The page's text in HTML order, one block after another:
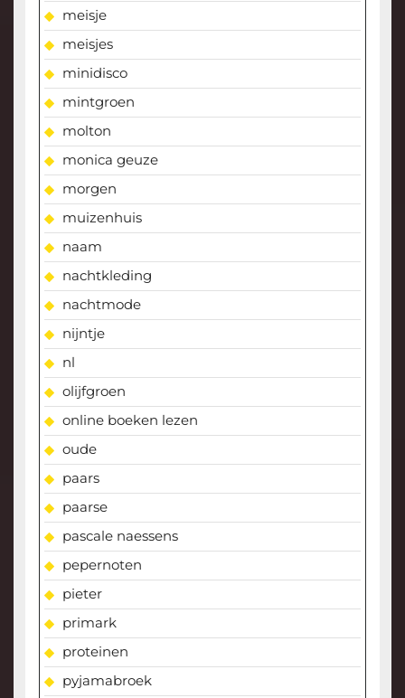
meisje
meisjes
minidisco
mintgroen
molton
monica geuze
morgen
muizenhuis
naam
nachtkleding
nachtmode
nijntje
nl
olijfgroen
online boeken lezen
oude
paars
paarse
pascale naessens
pepernoten
pieter
primark
proteinen
pyjamabroek